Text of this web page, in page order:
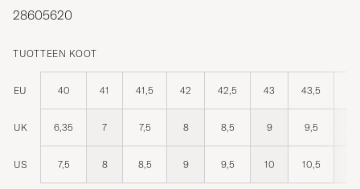
28605620
TUOTTEEN KOOT
EU 40 41 41,5 42 42,5 43 43,5
UK 6,35 7 7,5 8 8,5 9 9,5
US 7,5 8 8,5 9 9,5 10 10,5